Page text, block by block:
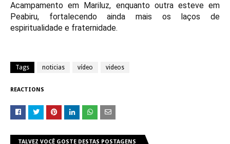
Acampamento em Mariluz, enquanto outra esteve em
Peabiru, fortalecendo ainda mais os laços de
espiritualidade e fraternidade.
Tags noticias vídeo videos
REACTIONS
TALVEZ VOCÊ GOSTE DESTAS POSTAGENS